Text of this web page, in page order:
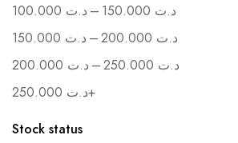
د.ت – د.ت
د.ت – د.ت
د.ت – د.ت
د.ت+
Stock status